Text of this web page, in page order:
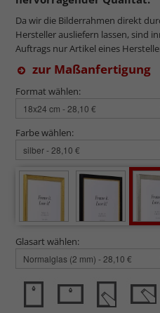
Da wir die Bilderrahmen direkt
Hersteller ausliefern lassen, sind
Auftrags nur Artikel eines
zur Maßanfertigung
Format wählen:
Farbe wählen:
Glasart wählen: